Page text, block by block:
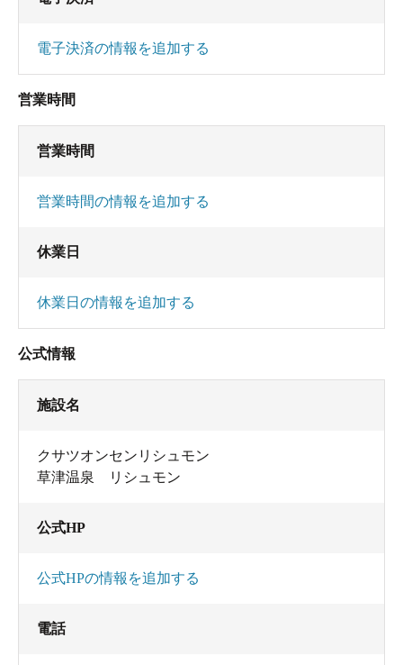
電子決済の情報を追加する
営業時間
営業時間
営業時間の情報を追加する
休業日
休業日の情報を追加する
公式情報
施設名
クサツオンセンリシュモン
草津温泉 リシュモン
公式HP
公式HPの情報を追加する
電話